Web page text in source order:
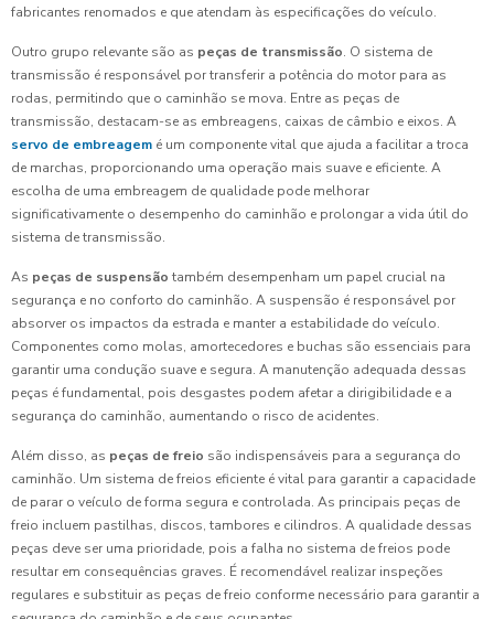
fabricantes renomados e que atendam às especificações do veículo.
Outro grupo relevante são as peças de transmissão. O sistema de
transmissão é responsável por transferir a potência do motor para as
rodas, permitindo que o caminhão se mova. Entre as peças de
transmissão, destacam-se as embreagens, caixas de câmbio e eixos. A
servo de embreagem é um componente vital que ajuda a facilitar a troca
de marchas, proporcionando uma operação mais suave e eficiente. A
escolha de uma embreagem de qualidade pode melhorar
significativamente o desempenho do caminhão e prolongar a vida útil do
sistema de transmissão.
As peças de suspensão também desempenham um papel crucial na
segurança e no conforto do caminhão. A suspensão é responsável por
absorver os impactos da estrada e manter a estabilidade do veículo.
Componentes como molas, amortecedores e buchas são essenciais para
garantir uma condução suave e segura. A manutenção adequada dessas
peças é fundamental, pois desgastes podem afetar a dirigibilidade e a
segurança do caminhão, aumentando o risco de acidentes.
Além disso, as peças de freio são indispensáveis para a segurança do
caminhão. Um sistema de freios eficiente é vital para garantir a capacidade
de parar o veículo de forma segura e controlada. As principais peças de
freio incluem pastilhas, discos, tambores e cilindros. A qualidade dessas
peças deve ser uma prioridade, pois a falha no sistema de freios pode
resultar em consequências graves. É recomendável realizar inspeções
regulares e substituir as peças de freio conforme necessário para garantir a